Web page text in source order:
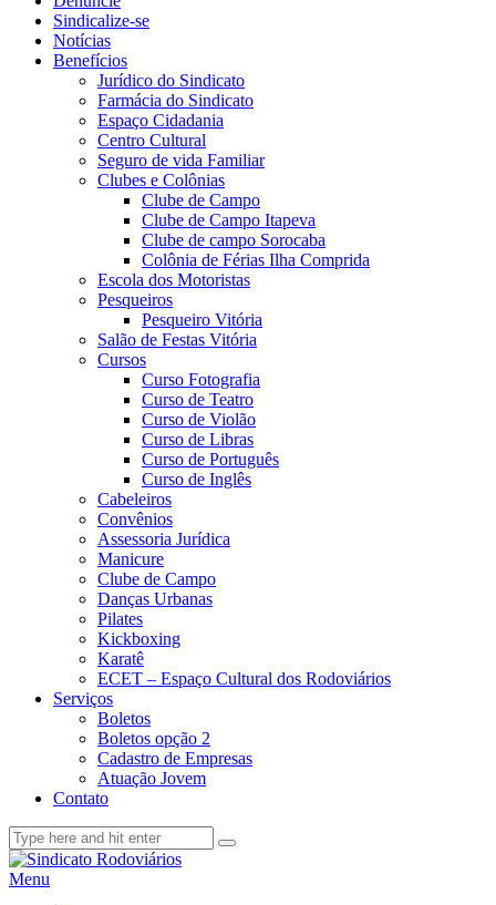
Sindicalize-se
Notícias
Benefícios
Jurídico do Sindicato
Farmácia do Sindicato
Espaço Cidadania
Centro Cultural
Seguro de vida Familiar
Clubes e Colônias
Clube de Campo
Clube de Campo Itapeva
Clube de campo Sorocaba
Colônia de Férias Ilha Comprida
Escola dos Motoristas
Pesqueiros
Pesqueiro Vitória
Salão de Festas Vitória
Cursos
Curso Fotografia
Curso de Teatro
Curso de Violão
Curso de Libras
Curso de Português
Curso de Inglês
Cabeleiros
Convênios
Assessoria Jurídica
Manicure
Clube de Campo
Danças Urbanas
Pilates
Kickboxing
Karatê
ECET – Espaço Cultural dos Rodoviários
Serviços
Boletos
Boletos opção 2
Cadastro de Empresas
Atuação Jovem
Contato
Menu